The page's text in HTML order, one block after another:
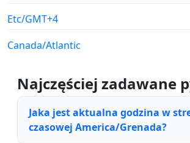
Etc/GMT+4
Canada/Atlantic
Najczęściej zadawane
Jaka jest aktualna godzina w
czasowej America/Grenada?